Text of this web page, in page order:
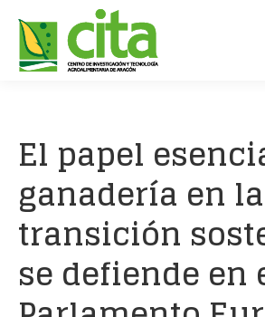
El papel
ganadería en la
transición
se defiende en